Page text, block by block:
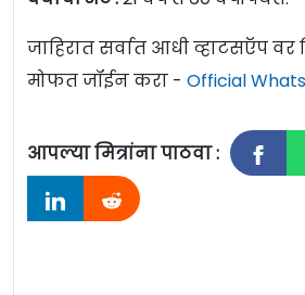
जाहिरात सर्वात आधी व्हाटसऍप
मोफत जॉईन करा - Official
आपल्या मित्रांना पाठवा :